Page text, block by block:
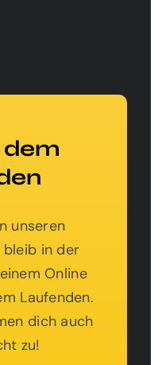
dem
unseren
in der
Online
Laufenden.
dich auch
zu!
zur Business
das Modul
Starte durch
einfach
kannst. Trage